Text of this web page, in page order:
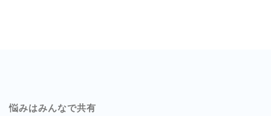
悩みはみんなで共有